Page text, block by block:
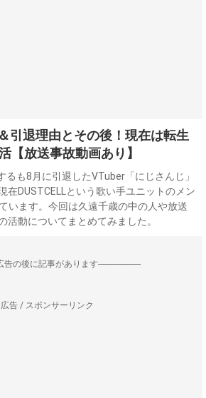
引退理由とその後！現在は転生
【放送事故動画あり】
るも8月に引退したVTuber「にじさんじ」
在DUSTCELLという歌い手ユニットのメン
います。今回は久遠千歳の中の人や放送
活動についてまとめてみました。
告の後に記事があります--------------------
広告 / スポンサーリンク